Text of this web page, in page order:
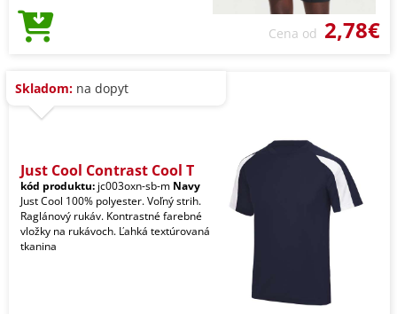
Cena od 2,78€
Skladom: na dopyt
Just Cool Contrast Cool T
kód produktu: jc003oxn-sb-m Navy
Just Cool 100% polyester. Voľný strih.
Raglánový rukáv. Kontrastné farebné
vložky na rukávoch. Ľahká textúrovaná
tkanina